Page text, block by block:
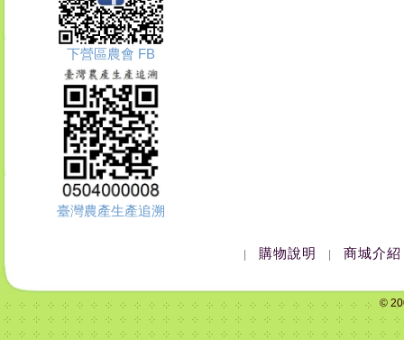
下營區農會 FB
臺灣農產生產追溯
購物說明 商城介紹
©